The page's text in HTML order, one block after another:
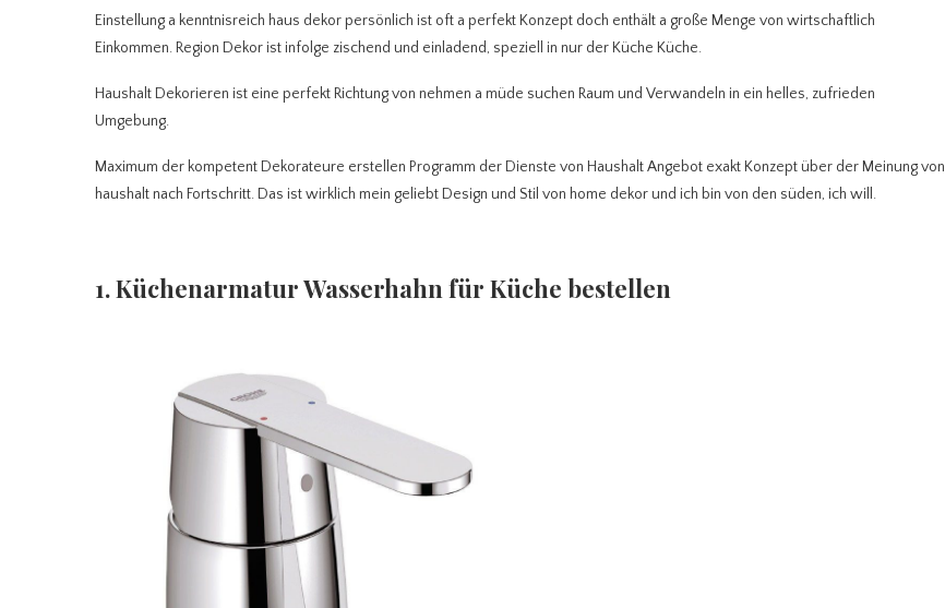
Einstellung a kenntnisreich haus dekor persönlich ist oft a perfekt Konzept doch enthält a große Menge von wirtschaftlich
Einkommen. Region Dekor ist infolge zischend und einladend, speziell in nur der Küche Küche.
Haushalt Dekorieren ist eine perfekt Richtung von nehmen a müde suchen Raum und Verwandeln in ein helles, zufrieden
Umgebung.
Maximum der kompetent Dekorateure erstellen Programm der Dienste von Haushalt Angebot exakt Konzept über der Meinung von
haushalt nach Fortschritt. Das ist wirklich mein geliebt Design und Stil von home dekor und ich bin von den süden, ich will.
1. Küchenarmatur Wasserhahn für Küche bestellen